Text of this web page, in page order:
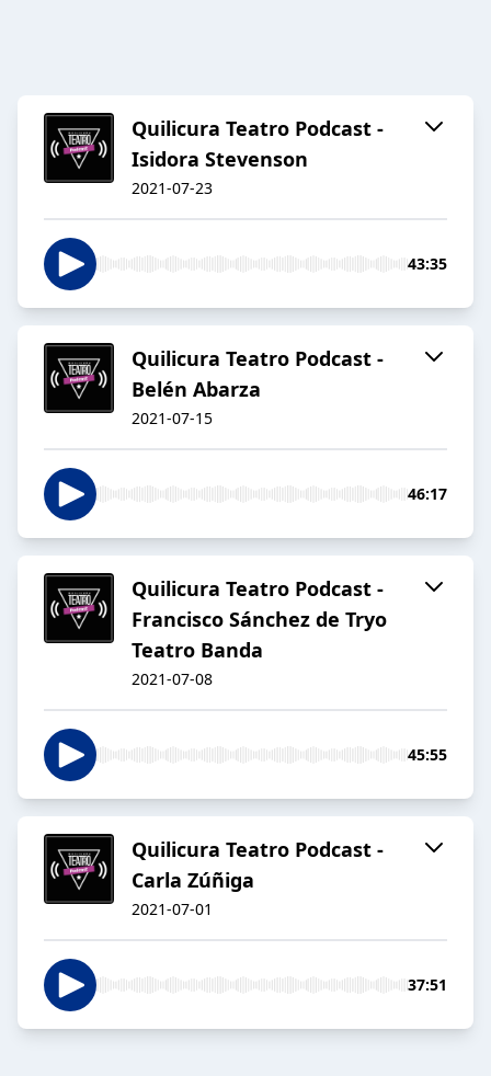
Quilicura Teatro Podcast -
Isidora Stevenson
2021-07-23
43:35
Quilicura Teatro Podcast -
Belén Abarza
2021-07-15
46:17
Quilicura Teatro Podcast -
Francisco Sánchez de Tryo
Teatro Banda
2021-07-08
45:55
Quilicura Teatro Podcast -
Carla Zúñiga
2021-07-01
37:51